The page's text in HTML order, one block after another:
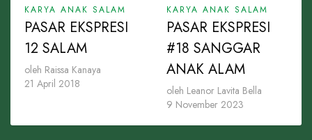
KARYA ANAK SALAM
PASAR EKSPRESI
12 SALAM
oleh Raissa Kanaya
21 April 2018
KARYA ANAK SALAM
PASAR EKSPRESI
#18 SANGGAR
ANAK ALAM
oleh Leanor Lavita Bella
9 November 2023